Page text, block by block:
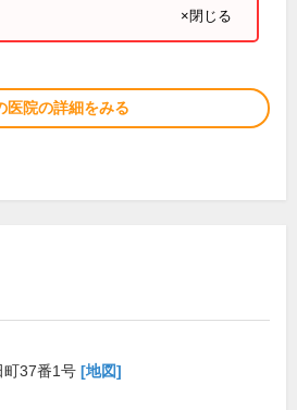
×閉じる
医院の詳細をみる
町37番1号 [地図]